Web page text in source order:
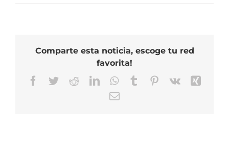
Comparte esta noticia, escoge tu red
favorita!
Facebook
TwitterRedditLinkedInWhatsApp
TumblrPinterest
Vk
Correo